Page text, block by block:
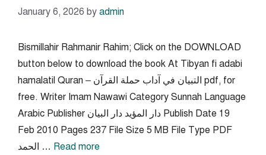
January 6, 2026 by admin
Bismillahir Rahmanir Rahim; Click on the DOWNLOAD
button below to download the book At Tibyan fi adabi
hamalatil Quran – التبيان في آداب حملة القرآن pdf, for
free. Writer Imam Nawawi Category Sunnah Language
Arabic Publisher دار المؤيد دار البيان Publish Date 19
Feb 2010 Pages 237 File Size 5 MB File Type PDF
الحمد … Read more